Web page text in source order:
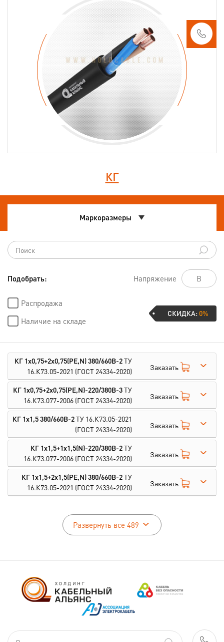
КГ
Маркоразмеры
Подобрать: Напряжение
Распродажа
Наличие на складе
СКИДКА:0%
КГ 1х0,75+2х0,75(PE,N) 380/660В-2ТУ
16.К73.05-2021 (ГОСТ 24334-2020) Заказать
КГ 1х0,75+2х0,75(PE,N)-220/380В-3ТУ
16.К73.077-2006 (ГОСТ 24334-2020) Заказать
КГ 1х1,5 380/660В-2ТУ 16.К73.05-2021
(ГОСТ 24334-2020)
Заказать
КГ 1х1,5+1х1,5(N)-220/380В-2ТУ
16.К73.077-2006 (ГОСТ 24334-2020) Заказать
КГ 1х1,5+2х1,5(PE,N) 380/660В-2ТУ
16.К73.05-2021 (ГОСТ 24334-2020) Заказать
Развернуть все 489